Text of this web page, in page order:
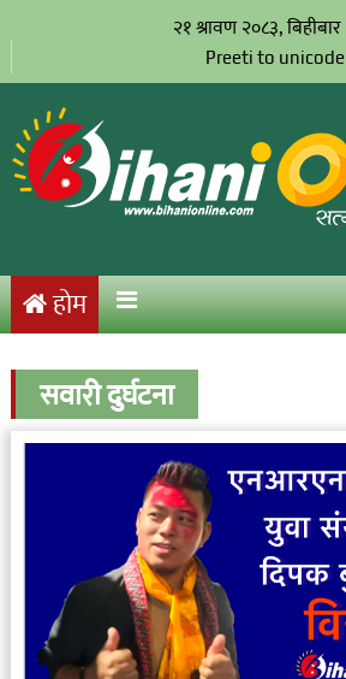
२१ श्रावण २०८३, बिहीबार
Preeti to unicode
होम
सवारी दुर्घटना